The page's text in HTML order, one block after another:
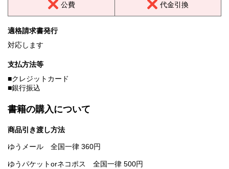
公費 代金引換
適格請求書発行
対応します
支払方法等
■クレジットカード
■銀行振込
書籍の購入について
商品引き渡し方法
ゆうメール 全国一律 360円
ゆうパケットorネコポス 全国一律 500円